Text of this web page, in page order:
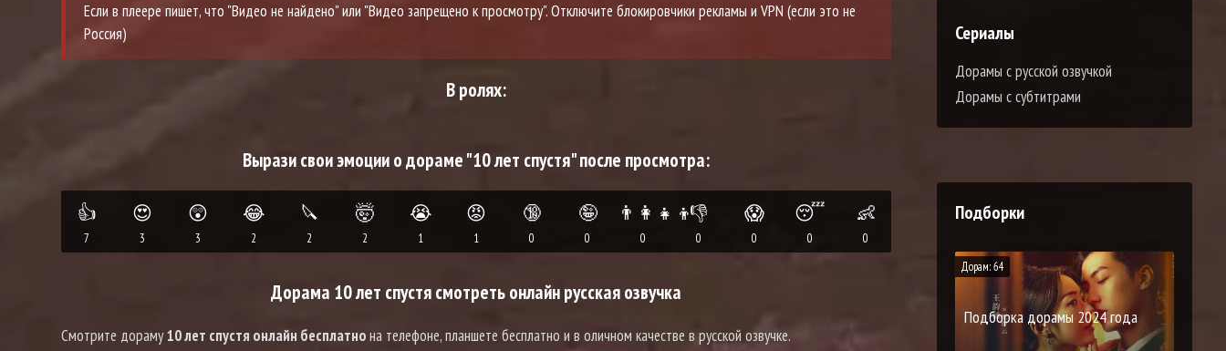
Если в плеере пишет, что "Видео не найдено" или "Видео запрещено к просмотру". Отключите блокировчики рекламы и VPN (если это не
Россия)
В ролях:
Вырази свои эмоции о дораме "10 лет спустя" после просмотра:
👍
7
😍
3
😲
3
😂
2
🔪
2
🤯
2
😭
1
😡
1
🔞
0
🤪
0
👨‍👩‍👧‍👦
0
👎
0
😱
0
😴
0
👶
0
Дорама 10 лет спустя смотреть онлайн русская озвучка
Смотрите дораму10 лет спустя онлайн бесплатнона телефоне, планшете бесплатно и в оличном качестве в русской озвучке.
Сериалы
Дорамы с русской озвучкой
Дорамы с субтитрами
Подборки
Дорам: 64
Подборка дорамы 2024 года